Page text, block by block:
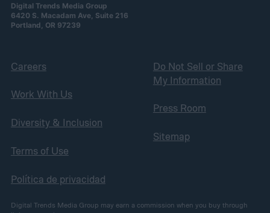
Digital Trends Media Group
6420 S. Macadam Ave, Suite 216
Portland, OR 97239
Careers
Work With Us
Diversity & Inclusion
Terms of Use
Política de privacidad
Do Not Sell or Share
My Information
Press Room
Sitemap
Digital Trends Media Group may earn a commission when you buy through